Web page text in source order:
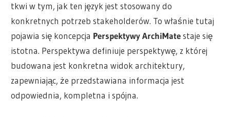
tkwi w tym, jak ten język jest stosowany do
konkretnych potrzeb stakeholderów. To właśnie tutaj
pojawia się koncepcja Perspektywy ArchiMatestaje się
istotna. Perspektywa definiuje perspektywę, z której
budowana jest konkretna widok architektury,
zapewniając, że przedstawiana informacja jest
odpowiednia, kompletna i spójna.